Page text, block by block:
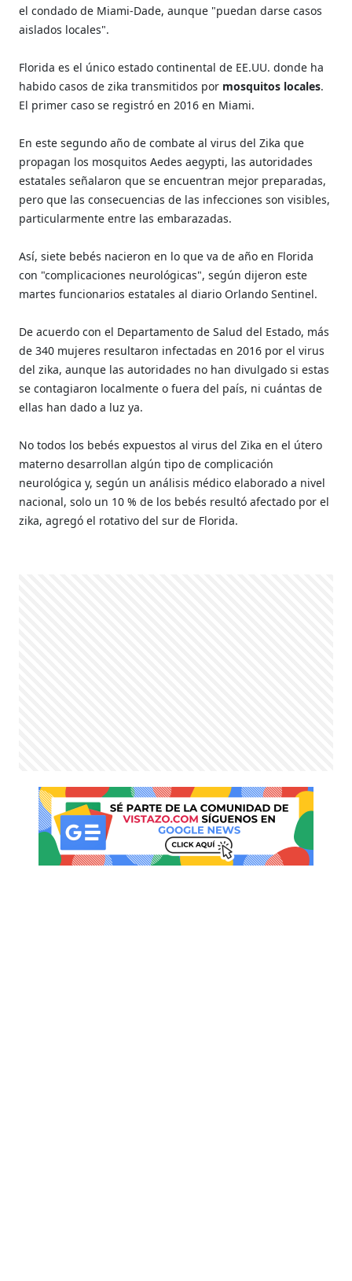
el condado de Miami-Dade, aunque "puedan darse casos
aislados locales".
Florida es el único estado continental de EE.UU. donde ha
habido casos de zika transmitidos por mosquitos locales.
El primer caso se registró en 2016 en Miami.
En este segundo año de combate al virus del Zika que
propagan los mosquitos Aedes aegypti, las autoridades
estatales señalaron que se encuentran mejor preparadas,
pero que las consecuencias de las infecciones son visibles,
particularmente entre las embarazadas.
Así, siete bebés nacieron en lo que va de año en Florida
con "complicaciones neurológicas", según dijeron este
martes funcionarios estatales al diario Orlando Sentinel.
De acuerdo con el Departamento de Salud del Estado, más
de 340 mujeres resultaron infectadas en 2016 por el virus
del zika, aunque las autoridades no han divulgado si estas
se contagiaron localmente o fuera del país, ni cuántas de
ellas han dado a luz ya.
No todos los bebés expuestos al virus del Zika en el útero
materno desarrollan algún tipo de complicación
neurológica y, según un análisis médico elaborado a nivel
nacional, solo un 10 % de los bebés resultó afectado por el
zika, agregó el rotativo del sur de Florida.